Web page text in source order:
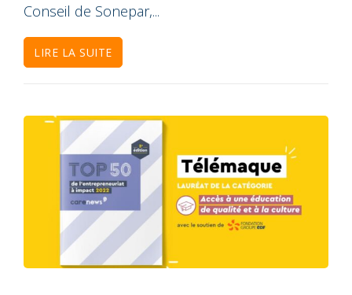
Conseil de Sonepar,...
LIRE LA SUITE